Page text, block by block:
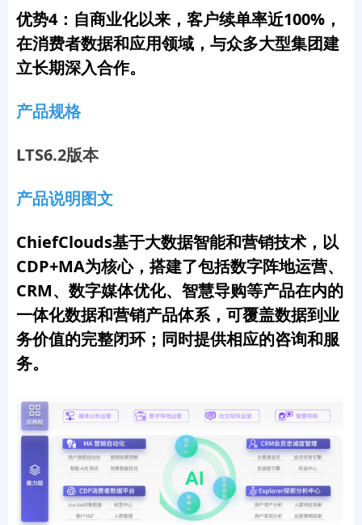
优势4：自商业化以来，客户续单率近100%，
在消费者数据和应用领域，与众多大型集团建
立长期深入合作。
产品规格
LTS6.2版本
产品说明图文
ChiefClouds基于大数据智能和营销技术，以
CDP+MA为核心，搭建了包括数字阵地运营、
CRM、数字媒体优化、智慧导购等产品在内的
一体化数据和营销产品体系，可覆盖数据到业
务价值的完整闭环；同时提供相应的咨询和服
务。